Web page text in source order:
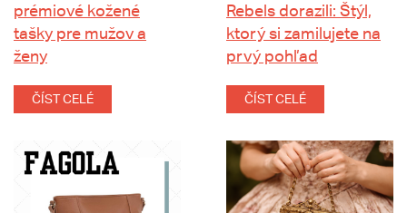
prémiové kožené
tašky pre mužov a
ženy
ČÍST CELÉ
Rebels dorazili: Štýl,
ktorý si zamilujete na
prvý pohľad
ČÍST CELÉ